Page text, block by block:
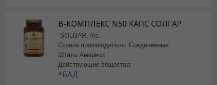
В-КОМПЛЕКС N50 КАПС СОЛГАР
-SOLGAR, Inc.
Страна производитель: Соединенные
Штаты Америки
Действующие вещества:
*БАД